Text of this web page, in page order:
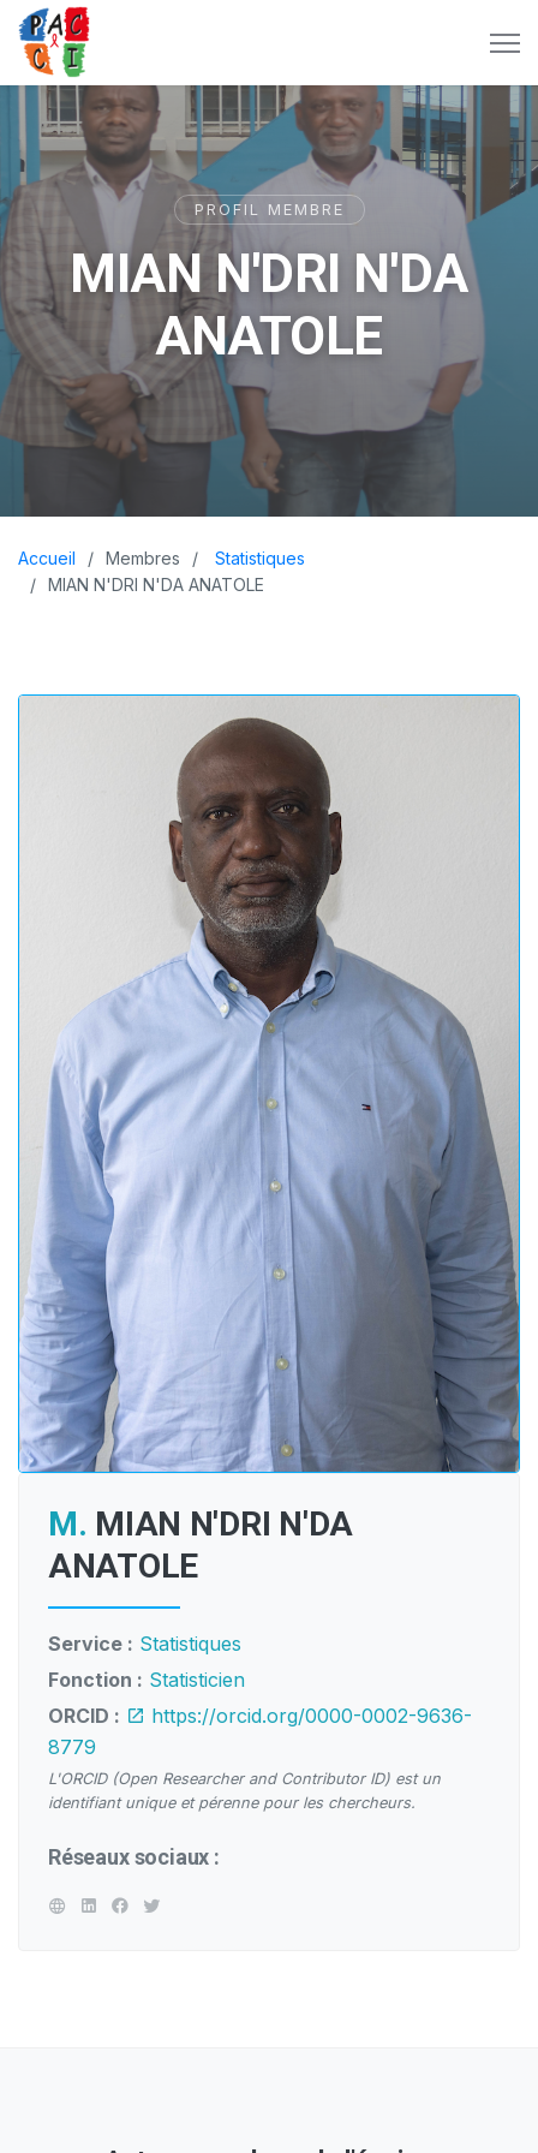
PROFIL MEMBRE
MIAN N'DRI N'DA
ANATOLE
Accueil Membres
Statistiques
MIAN N'DRI N'DA ANATOLE
M. MIAN N'DRI N'DA
ANATOLE
Service : Statistiques
Fonction : Statisticien
ORCID :
https://orcid.org/0000-0002-9636-
8779
L'ORCID (Open Researcher and Contributor ID) est un
identifiant unique et pérenne pour les chercheurs.
Réseaux sociaux :